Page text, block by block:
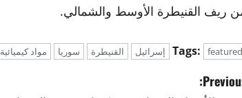
ريف القنيطرة الأوسط والشمالي.
Tags: featured إسرائيل القنيطرة سوريا مواد كيميائية